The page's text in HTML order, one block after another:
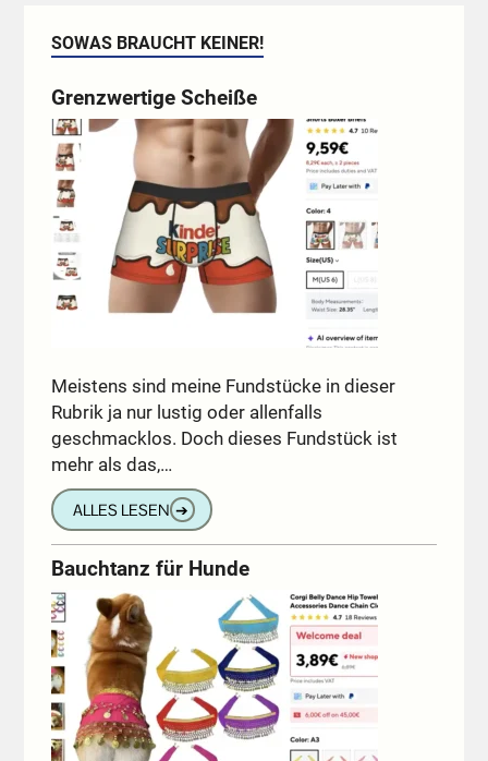
SOWAS BRAUCHT KEINER!
Grenzwertige Scheiße
Meistens sind meine Fundstücke in dieser
Rubrik ja nur lustig oder allenfalls
geschmacklos. Doch dieses Fundstück ist
mehr als das,…
ALLES LESEN ➔
Bauchtanz für Hunde